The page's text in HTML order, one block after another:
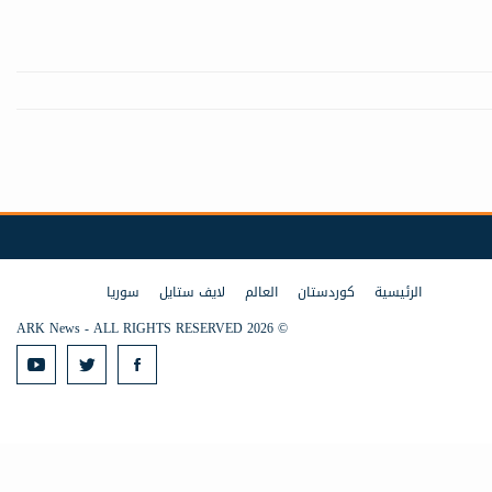
الرئيسية كوردستان العالم لايف ستايل
سوريا
© 2026 ARK News - ALL RIGHTS RESERVED